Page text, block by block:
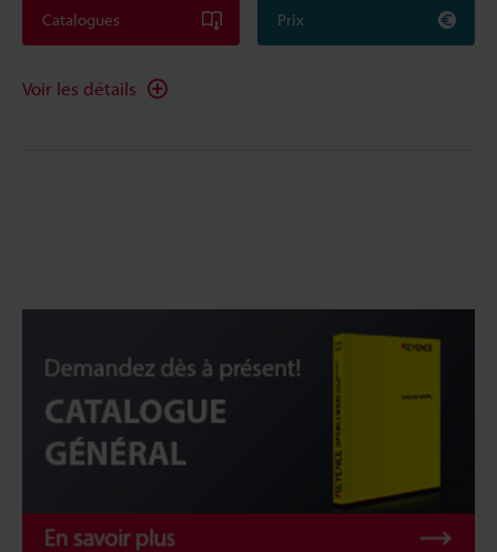
Catalogues Prix
Voir les détails